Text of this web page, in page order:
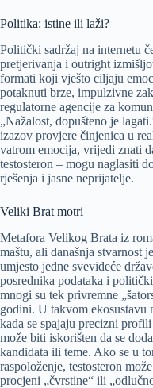
Politika: istine ili laži?
Politički sadržaj na internetu
pretjerivanja i outright
formati koji vješto ciljaju
potaknuti brze, impulzivne
regulatorne agencije za
„Nažalost, dopušteno je
izazov provjere činjenica u
vatrom emocija, vrijedi znati
testosteron – mogu naglasiti
rješenja i jasne neprijatelje.
Veliki Brat motri
Metafora Velikog Brata iz
maštu, ali današnja stvarnost
umjesto jedne svevideće
posrednika podataka i
mnogi su tek privremne
godini. U takvom ekosustavu
kada se spajaju precizni
može biti iskorišten da se
kandidata ili teme. Ako se u
raspoloženje, testosteron
procjeni „čvrstine“ ili